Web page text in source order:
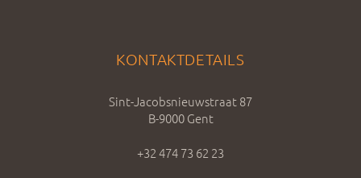
KONTAKTDETAILS
Sint-Jacobsnieuwstraat 87
B-9000 Gent
+32 474 73 62 23